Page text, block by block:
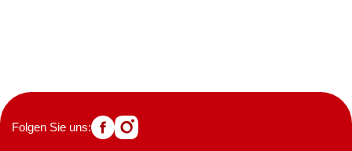
Folgen Sie uns: